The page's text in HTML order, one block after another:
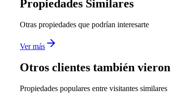
Propiedades Similares
Otras propiedades que podrían interesarte
Ver más
Otros clientes también vieron
Propiedades populares entre visitantes similares